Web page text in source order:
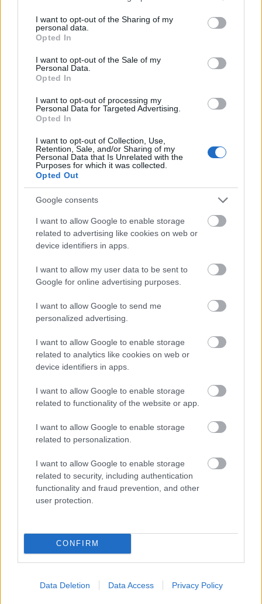
not limited to your visit or usage behaviour. You may click to
grant or deny consent to Google and its third-party tags to
use your data for below specified purposes in below Google
consent section.
I want to opt-out of the Sharing of my
personal data.
Opted In
I want to opt-out of the Sale of my
Personal Data.
Opted In
I want to opt-out of processing my
Personal Data for Targeted Advertising.
Opted In
I want to opt-out of Collection, Use,
Retention, Sale, and/or Sharing of my
Personal Data that Is Unrelated with the
Purposes for which it was collected.
Opted Out
Google consents
I want to allow Google to enable storage
related to advertising like cookies on web or
device identifiers in apps.
I want to allow my user data to be sent to
Google for online advertising purposes.
I want to allow Google to send me
personalized advertising.
I want to allow Google to enable storage
related to analytics like cookies on web or
device identifiers in apps.
I want to allow Google to enable storage
related to functionality of the website or app.
I want to allow Google to enable storage
related to personalization.
I want to allow Google to enable storage
related to security, including authentication
functionality and fraud prevention, and other
user protection.
CONFIRM
Data Deletion Data Access Privacy Policy
Las noticias de última hora de la jornada 10
24. octubre 2025 PorJesus Gallo|
La jornada 10 de LaLiga arranca esta noche a las 21:00 horas.
Repasamos las noticias de última hora de cada equipo antes del
comienzo de esta nueva fecha del campeonato.
1. septiembre 2025 PorJesus Gallo|
La tendencia de los valores de mercado ha tenido el mismo
comportamiento que en los últimos años, con un periodo de subida antes
transcurso de las jornadas. Repasamos las principales subidas y bajadas